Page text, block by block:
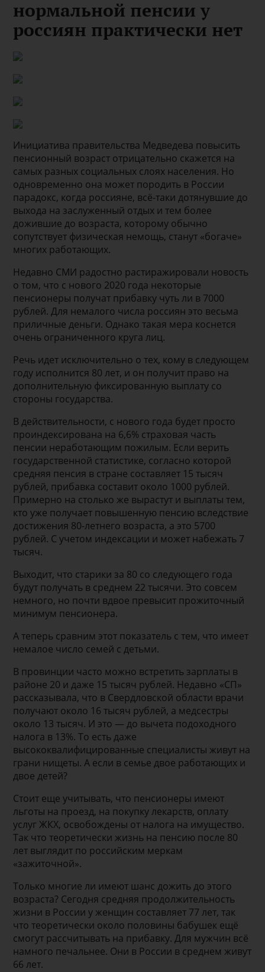
нормальной пенсии у
россиян практически нет
Инициатива правительства Медведева повысить
пенсионный возраст отрицательно скажется на
самых разных социальных слоях населения. Но
одновременно она может породить в России
парадокс, когда россияне, всё-таки дотянувшие до
выхода на заслуженный отдых и тем более
дожившие до возраста, которому обычно
сопутствует физическая немощь, станут «богаче»
многих работающих.
Недавно СМИ радостно растиражировали новость
о том, что с нового 2020 года некоторые
пенсионеры получат прибавку чуть ли в 7000
рублей. Для немалого числа россиян это весьма
приличные деньги. Однако такая мера коснется
очень ограниченного круга лиц.
Речь идет исключительно о тех, кому в следующем
году исполнится 80 лет, и он получит право на
дополнительную фиксированную выплату со
стороны государства.
В действительности, с нового года будет просто
проиндексирована на 6,6% страховая часть
пенсии неработающим пожилым. Если верить
государственной статистике, согласно которой
средняя пенсия в стране составляет 15 тысяч
рублей, прибавка составит около 1000 рублей.
Примерно на столько же вырастут и выплаты тем,
кто уже получает повышенную пенсию вследствие
достижения 80-летнего возраста, а это 5700
рублей. С учетом индексации и может набежать 7
тысяч.
Выходит, что старики за 80 со следующего года
будут получать в среднем 22 тысячи. Это совсем
немного, но почти вдвое превысит прожиточный
минимум пенсионера.
А теперь сравним этот показатель с тем, что имеет
немалое число семей с детьми.
В провинции часто можно встретить зарплаты в
районе 20 и даже 15 тысяч рублей. Недавно «СП»
рассказывала, что в Свердловской области врачи
получают около 16 тысяч рублей, а медсестры
около 13 тысяч. И это — до вычета подоходного
налога в 13%. То есть даже
высококвалифицированные специалисты живут на
грани нищеты. А если в семье двое работающих и
двое детей?
Стоит еще учитывать, что пенсионеры имеют
льготы на проезд, на покупку лекарств, оплату
услуг ЖКХ, освобождены от налога на имущество.
Так что теоретически жизнь на пенсию после 80
лет выглядит по российским меркам
«зажиточной».
Только многие ли имеют шанс дожить до этого
возраста? Сегодня средняя продолжительность
жизни в России у женщин составляет 77 лет, так
что теоретически около половины бабушек ещё
смогут рассчитывать на прибавку. Для мужчин всё
намного печальнее. Они в России в среднем живут
66 лет.